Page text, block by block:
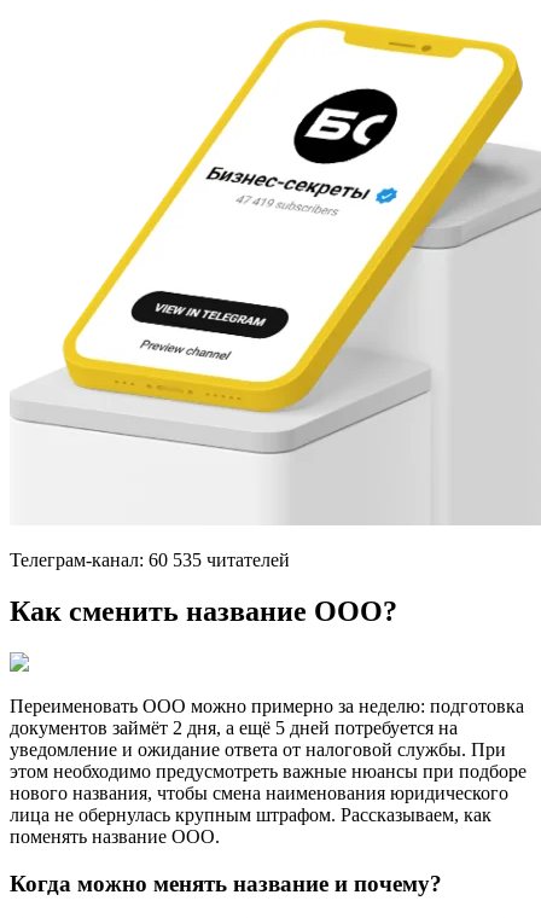
Телеграм-канал: 60 535 читателей
Как сменить название ООО?
Переименовать ООО можно примерно за неделю: подготовка
документов займёт 2 дня, а ещё 5 дней потребуется на
уведомление и ожидание ответа от налоговой службы. При
этом необходимо предусмотреть важные нюансы при подборе
нового названия, чтобы смена наименования юридического
лица не обернулась крупным штрафом. Рассказываем, как
поменять название ООО.
Когда можно менять название и почему?